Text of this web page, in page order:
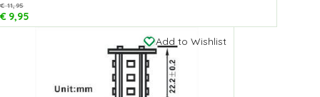
€11,95
€9,95
Add to Wishlist